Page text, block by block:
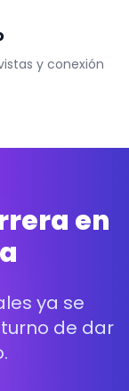
y conexión
en
ya se
de dar